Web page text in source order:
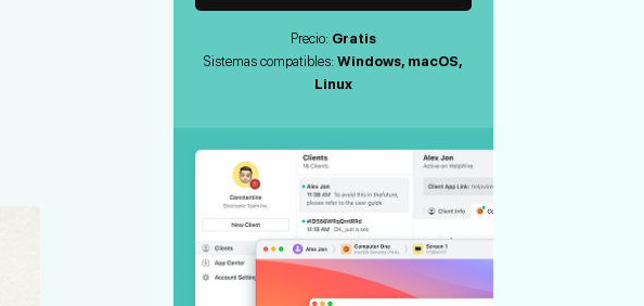
Precio: Gratis
Sistemas compatibles:Windows, macOS,
Linux